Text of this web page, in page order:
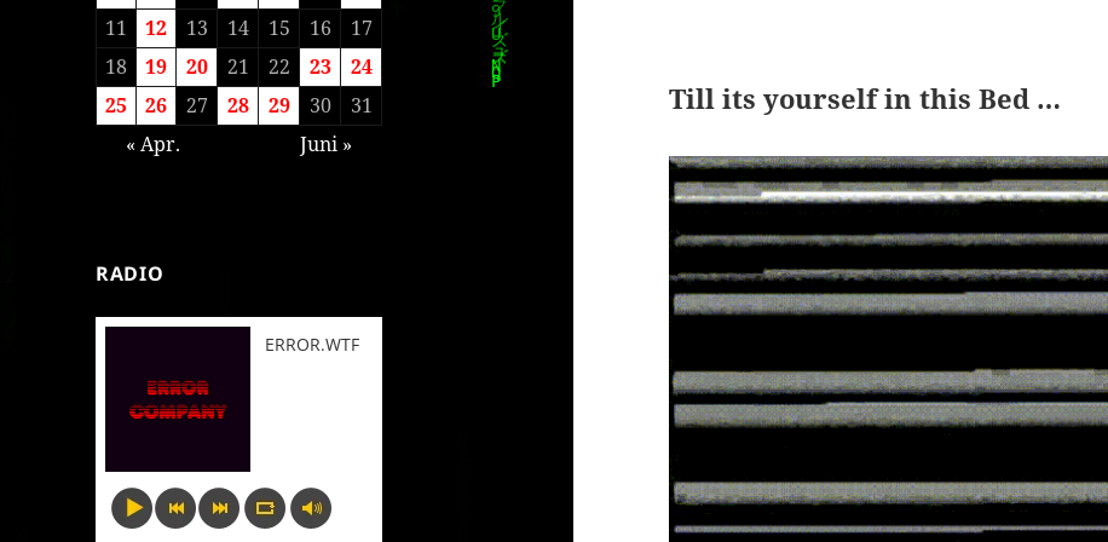
11
12 13 14 15 16
17
18
19 20 21 22 23
24
25
26 27 28 29 30
31
« Apr.
Juni »
RADIO
ERROR.WTF
Till its yourself in this Bed …